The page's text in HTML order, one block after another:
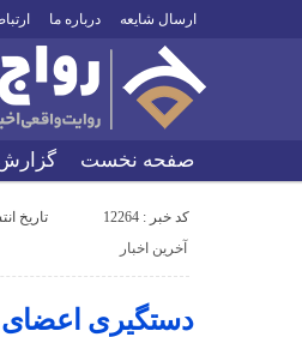
ارسال شایعه درباره ما
صفحه نخست
کد خبر : 12264 تاریخ انتشار :
آخرین اخبار
دستگیری